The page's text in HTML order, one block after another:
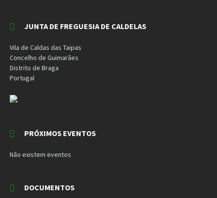
JUNTA DE FREGUESIA DE CALDELAS
Vila de Caldas das Taipas
Concelho de Guimarães
Distrito de Braga
Portugal
PRÓXIMOS EVENTOS
Não existem eventos
DOCUMENTOS